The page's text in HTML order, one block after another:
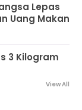
Lepas
Uang Makan
3 Kilogram
View All